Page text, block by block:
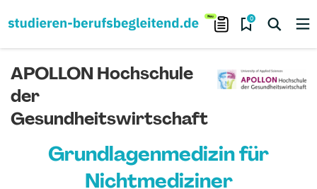
0
APOLLON Hochschule
der
Gesundheitswirtschaft
Grundlagenmedizin für
Nichtmediziner